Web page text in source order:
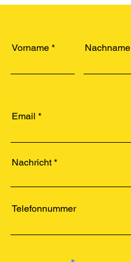
Vorname Nachname
Email
Nachricht
Telefonnummer